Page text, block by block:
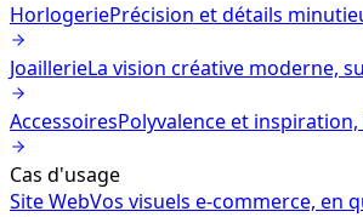
HorlogeriePrécision et détails
JoaillerieLa vision créative moderne,
AccessoiresPolyvalence et inspiration,
Cas d'usage
Site WebVos visuels e-commerce, en